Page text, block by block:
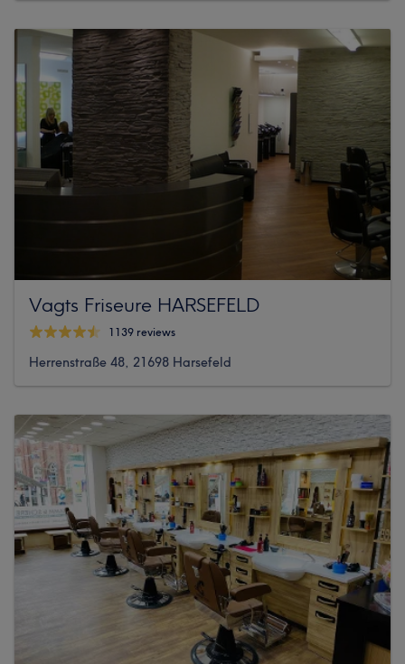
Vagts Friseure HARSEFELD
1139 reviews
Herrenstraße 48, 21698 Harsefeld